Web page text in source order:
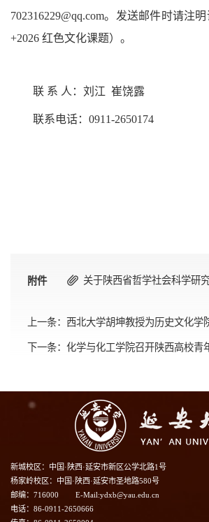
702316229@qq.com。发送邮件时请注
+2026 红色文化课题）。
联 系 人：刘江 崔饶露
联系电话：0911-2650174
附件 关于陕西省哲学社会科学研
上一条： 西北大学胡坤教授为历史文化学
下一条：
新城校区：中国·陕西·延安市新区公学北路1号
杨家岭校区：中国·陕西·延安市圣地路580号
邮编：716000
E-Mail:ydxb@yau.edu.cn
电话：86-0911-2650666